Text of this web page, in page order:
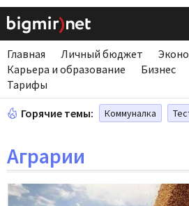
Главная Личный бюджет
Карьера и образование
Бизнес
Тарифы
Горячие темы: Коммуналка
Аграрии